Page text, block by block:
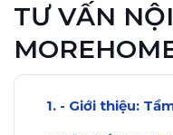
TƯ VẤN
- Giới thiệu: